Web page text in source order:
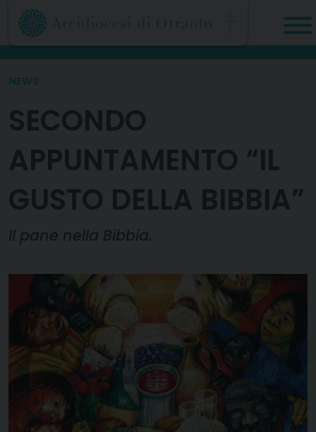
Skip
content
NEWS
SECONDO
APPUNTAMENTO “IL
GUSTO DELLA BIBBIA”
Il pane nella Bibbia.